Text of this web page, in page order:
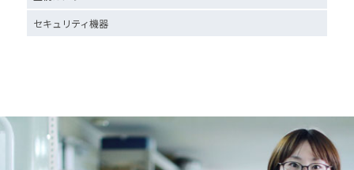
セキュリティ機器